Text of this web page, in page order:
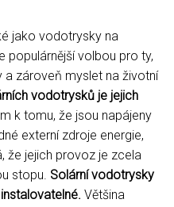
jako vodotrysky na
populárnější volbou pro ty,
a zároveň myslet na životní
vodotrysků je jejich
k tomu, že jsou napájeny
externí zdroje energie,
že jejich provoz je zcela
stopu. Solární vodotrysky
Většina